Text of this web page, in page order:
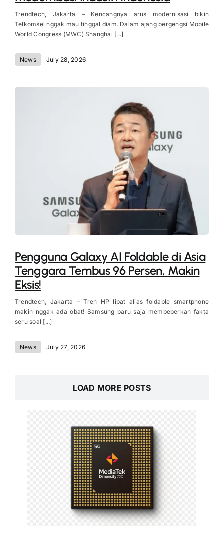
Trendtech, Jakarta – Kencangnya arus modernisasi bikin
Telkomsel nggak mau tinggal diam. Dalam ajang bergengsi Mobile
World Congress (MWC) Shanghai [...]
News July 28, 2026
Pengguna Galaxy AI Foldable di Asia
Tenggara Tembus 96 Persen, Makin
Eksis!
Trendtech, Jakarta – Tren HP lipat alias foldable smartphone
makin nggak ada obat! Samsung baru saja membeberkan fakta
seru soal [...]
News July 27, 2026
LOAD MORE POSTS